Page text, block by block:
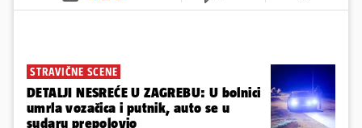
STRAVIČNE SCENE
DETALJI NESREĆE U ZAGREBU: U bolnici
umrla vozačica i putnik, auto se u
sudaru prepolovio